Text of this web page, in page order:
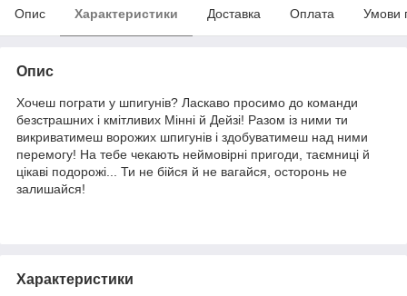
Опис Характеристики Доставка Оплата Умови
Опис
Хочеш пограти у шпигунів? Ласкаво просимо до команди
безстрашних і кмітливих Мінні й Дейзі! Разом із ними ти
викриватимеш ворожих шпигунів і здобуватимеш над ними
перемогу! На тебе чекають неймовірні пригоди, таємниці й
цікаві подорожі... Ти не бійся й не вагайся, осторонь не
залишайся!
Характеристики